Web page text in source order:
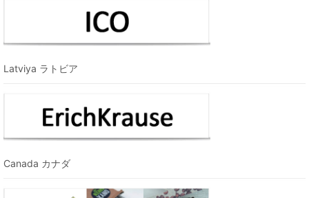
Latviya ラトビア
Canada カナダ